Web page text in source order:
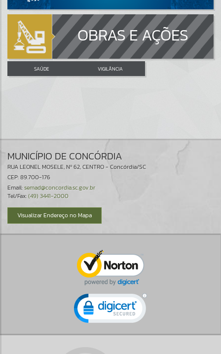
OBRAS E AÇÕES
SAÚDE VIGILÂNCIA
MUNICÍPIO DE CONCÓRDIA
RUA LEONEL MOSELE, Nº 62, CENTRO - Concórdia/SC
CEP: 89.700-176
Email:semad@concordia.sc.gov.br
Tel/Fax:(49) 3441-2000
Visualizar Endereço no Mapa